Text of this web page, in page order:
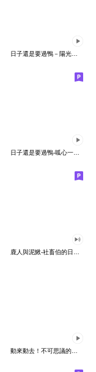
日子還是要過鴨-呱心一下鴨